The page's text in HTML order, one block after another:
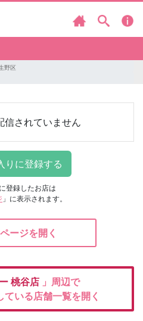
野区
信されていません
登録したお店は
」に表示されます。
ージを開く
桃谷店 」周辺で
いる店舗一覧を開く